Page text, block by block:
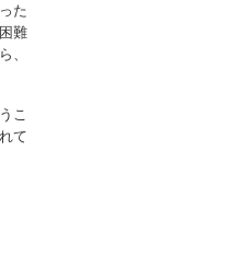
た
難
、
こ
て